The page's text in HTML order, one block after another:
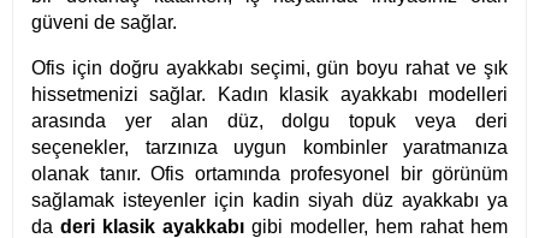
güveni de sağlar.
Ofis için doğru ayakkabı seçimi, gün boyu rahat ve şık
hissetmenizi sağlar. Kadın klasik ayakkabı modelleri
arasında yer alan düz, dolgu topuk veya deri
seçenekler, tarzınıza uygun kombinler yaratmanıza
olanak tanır. Ofis ortamında profesyonel bir görünüm
sağlamak isteyenler için kadin siyah düz ayakkabı ya
da deri klasik ayakkabı gibi modeller, hem rahat hem